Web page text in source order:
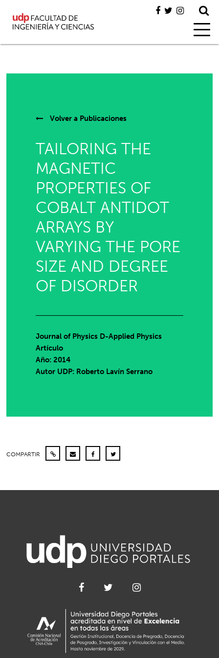
Volver a Publicaciones
TAILORING THE
MAGNETIC
PROPERTIES OF
COBALT ANTIDOT
ARRAYS BY
VARYING THE PORE
SIZE AND DEGREE
OF DISORDER
Journal of Physics D-Applied Physics
Artículo
Año: 2014
Autor UDP: Roberto Lavín Serrano
COMPARTIR